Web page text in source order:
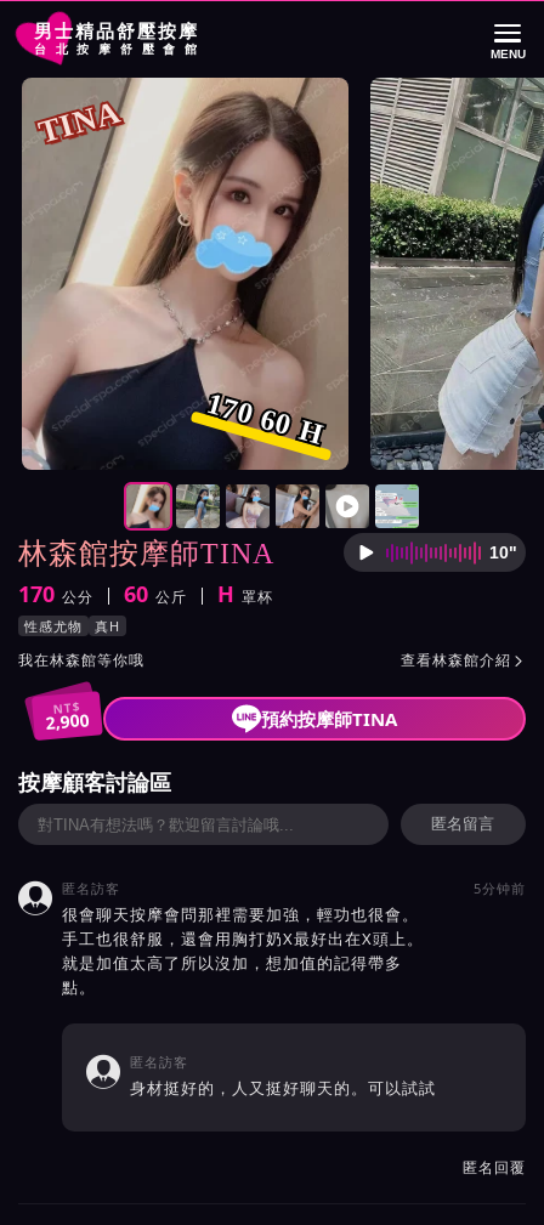
男士精品舒壓按摩
台北按摩舒壓會館 MENU
首頁 林森館按摩師TINA詳細介紹
林森館按摩師TINA 按摩師
10"
身高
170 公分
體重 60 公斤
罩杯 H 罩杯
按摩師TINA服務風格與特色
性感尤物 真H
按摩師TINA所屬按摩會館介紹與班表
我在林森館等你哦 查看林森館介紹 
NT$
2,900 預約按摩師TINA
林森館按摩師TINA照片展示與影片介紹
TINA
170 60 H
按摩師TINA照片展示與影片介紹及客戶評價截屏展示
按摩顧客討論區
匿名留言
 匿名訪客 5分钟前
很會聊天按摩會問那裡需要加強，輕功也很會。
手工也很舒服，還會用胸打奶X最好出在X頭上。
就是加值太高了所以沒加，想加值的記得帶多
點。
 匿名訪客
身材挺好的，人又挺好聊天的。可以試試
匿名回覆